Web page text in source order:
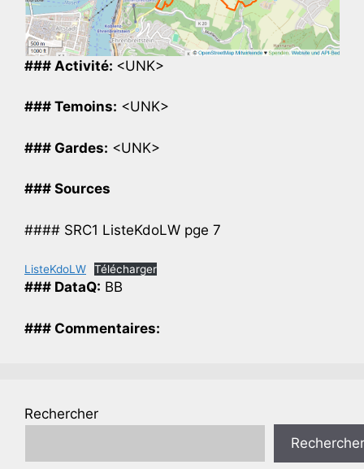
### Activité: <UNK>
### Temoins: <UNK>
### Gardes: <UNK>
### Sources
#### SRC1 ListeKdoLW pge 7
ListeKdoLW Télécharger
### DataQ: BB
### Commentaires:
Rechercher
Rechercher